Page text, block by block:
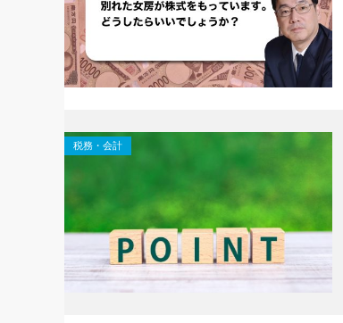
税務・会計